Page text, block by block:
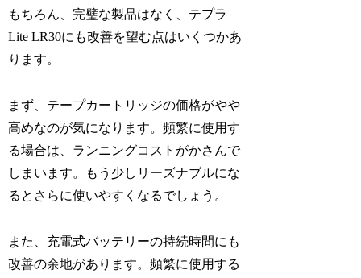
もちろん、完璧な製品はなく、テプラ
Lite LR30にも改善を望む点はいくつかあ
ります。
まず、テープカートリッジの価格がやや
高めなのが気になります。頻繁に使用す
る場合は、ランニングコストがかさんで
しまいます。もう少しリーズナブルにな
るとさらに使いやすくなるでしょう。
また、充電式バッテリーの持続時間にも
改善の余地があります。頻繁に使用する